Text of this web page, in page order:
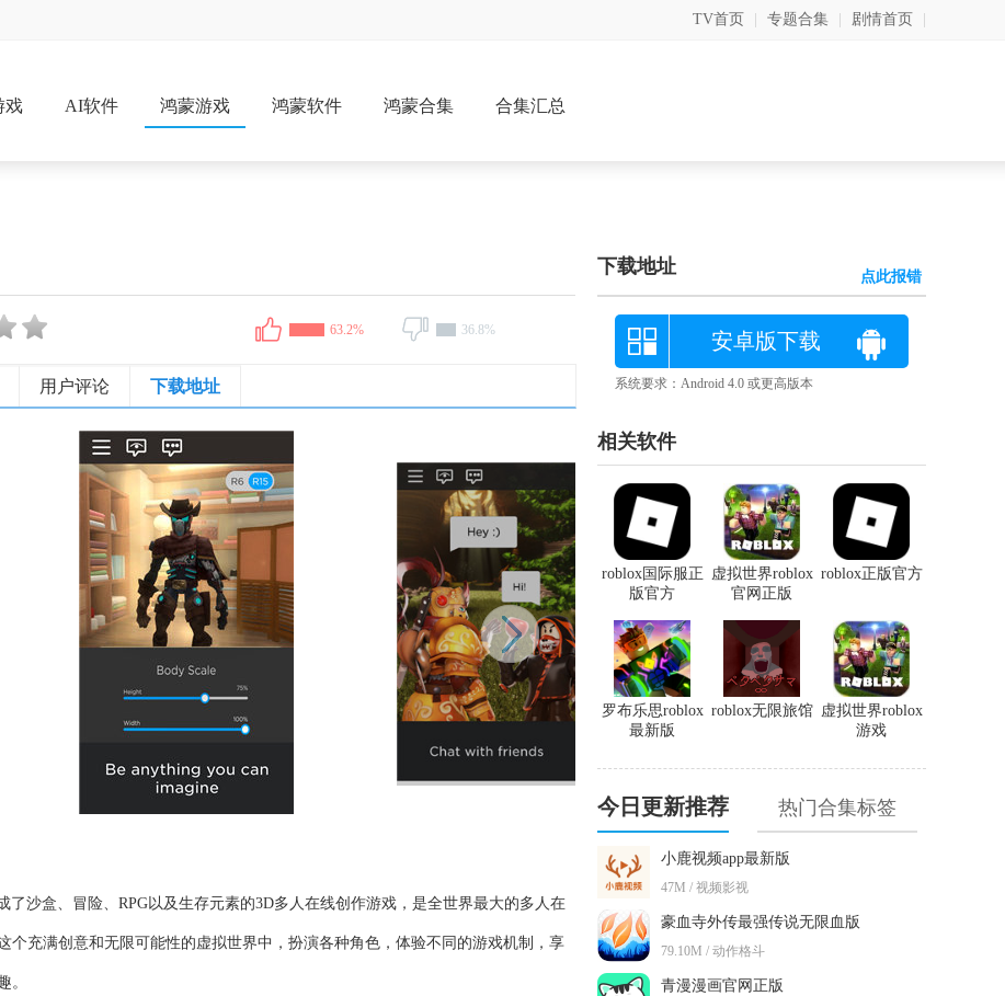
TV首页 专题合集 剧情首页
戏 AI软件 鸿蒙游戏 鸿蒙软件 鸿蒙合集 合集汇总
63.2% 36.8%
用户评论 下载地址
了沙盒、冒险、RPG以及生存元素的3D多人在线创作游戏，是全世界最大的多人在
个充满创意和无限可能性的虚拟世界中，扮演各种角色，体验不同的游戏机制，享
。
下载地址 点此报错
安卓版下载
系统要求：Android 4.0 或更高版本
相关软件
roblox正版官方
虚拟世界roblox
官网正版
roblox国际服正
版官方
虚拟世界roblox
游戏
roblox无限旅馆
罗布乐思roblox
最新版
今日更新推荐 热门合集标签
小鹿视频app最新版
47M / 视频影视
豪血寺外传最强传说无限血版
79.10M / 动作格斗
青漫漫画官网正版